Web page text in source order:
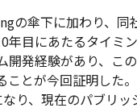
の傘下に加わり、同
目にあたるタイミ
発経験があり、こ
とが今回証明した
り、現在のパブリ